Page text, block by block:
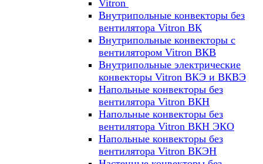
Vitron
Внутрипольные конвекторы без
вентилятора Vitron ВК
Внутрипольные конвекторы с
вентилятором Vitron ВКВ
Внутрипольные электрические
конвекторы Vitron ВКЭ и ВКВЭ
Напольные конвекторы без
вентилятора Vitron ВКН
Напольные конвекторы без
вентилятора Vitron ВКН ЭКО
Напольные конвекторы без
вентилятора Vitron ВКЭН